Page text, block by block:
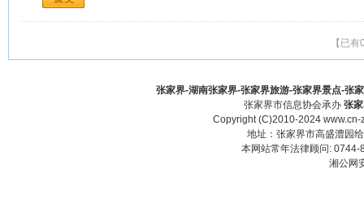
【已
张家界-湖南张家界-张家界旅游-张家界景点-张
张家界市信息协会承办 张
Copyright (C)2010-2024
地址：张家界市高盛澧园
本网站常年法律顾问:
湘公网